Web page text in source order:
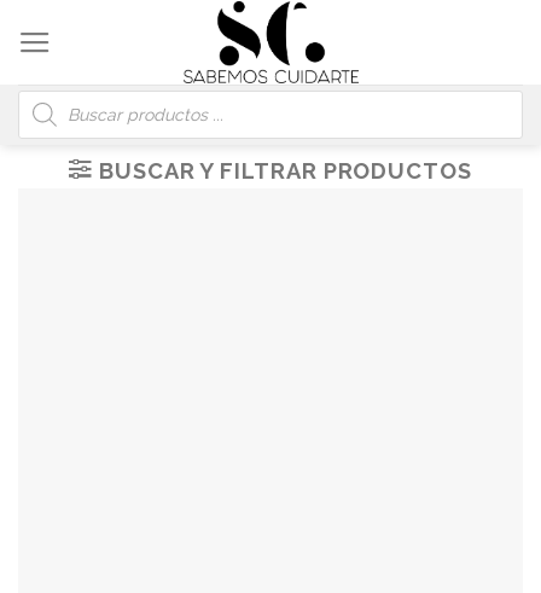
content
Búsqueda
de
productos
BUSCAR Y FILTRAR PRODUCTOS